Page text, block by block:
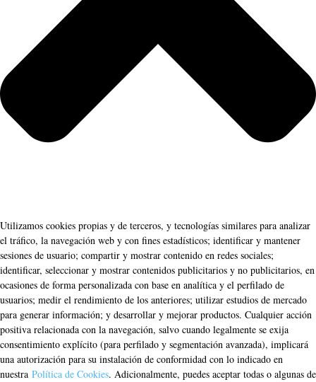
Utilizamos cookies propias y de terceros, y tecnologías similares para analizar
el tráfico, la navegación web y con fines estadísticos; identificar y mantener
sesiones de usuario; compartir y mostrar contenido en redes sociales;
identificar, seleccionar y mostrar contenidos publicitarios y no publicitarios, en
ocasiones de forma personalizada con base en analítica y el perfilado de
usuarios; medir el rendimiento de los anteriores; utilizar estudios de mercado
para generar información; y desarrollar y mejorar productos. Cualquier acción
positiva relacionada con la navegación, salvo cuando legalmente se exija
consentimiento explícito (para perfilado y segmentación avanzada), implicará
una autorización para su instalación de conformidad con lo indicado en
nuestra Política de Cookies. Adicionalmente, puedes aceptar todas o algunas de